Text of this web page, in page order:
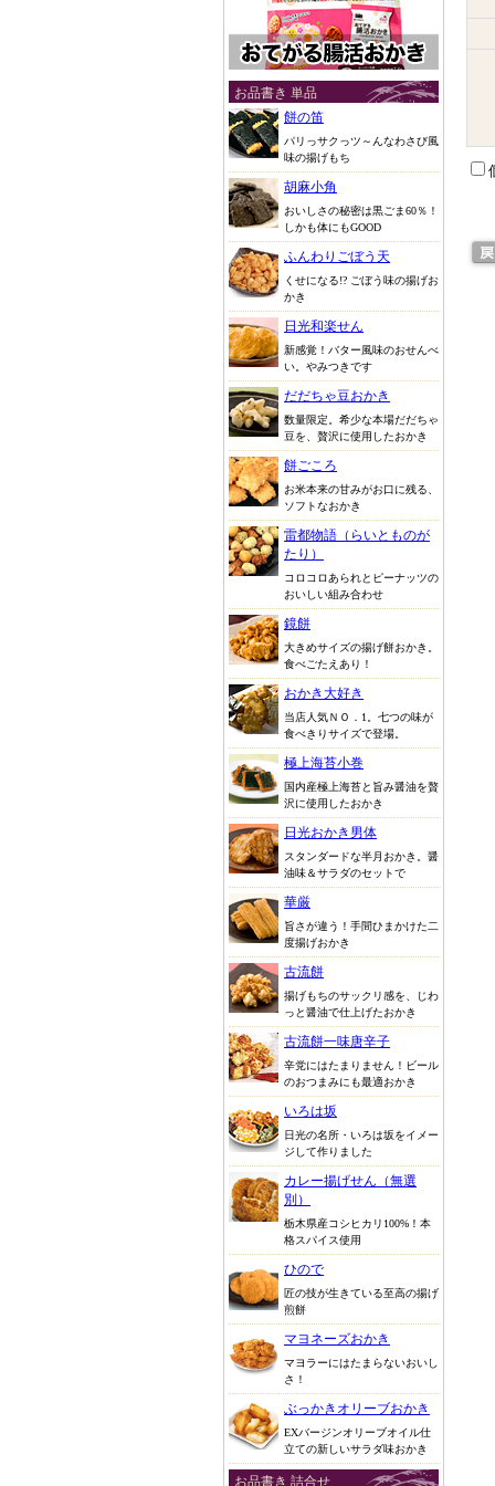
お品書き 単品
餅の笛
パリっサクっツ～んなわさび風
味の揚げもち
胡麻小角
おいしさの秘密は黒ごま60％！
しかも体にもGOOD
ふんわりごぼう天
くせになる!? ごぼう味の揚げお
かき
日光和楽せん
新感覚！バター風味のおせんべ
い。やみつきです
だだちゃ豆おかき
数量限定。希少な本場だだちゃ
豆を、贅沢に使用したおかき
餅ごころ
お米本来の甘みがお口に残る、
ソフトなおかき
雷都物語（らいとものが
たり）
コロコロあられとピーナッツの
おいしい組み合わせ
鏡餅
大きめサイズの揚げ餅おかき。
食べごたえあり！
おかき大好き
当店人気ＮＯ．1。七つの味が
食べきりサイズで登場。
極上海苔小巻
国内産極上海苔と旨み醤油を贅
沢に使用したおかき
日光おかき男体
スタンダードな半月おかき。醤
油味＆サラダのセットで
華厳
旨さが違う！手間ひまかけた二
度揚げおかき
古流餅
揚げもちのサックリ感を、じわ
っと醤油で仕上げたおかき
古流餅一味唐辛子
辛党にはたまりません！ビール
のおつまみにも最適おかき
いろは坂
日光の名所・いろは坂をイメー
ジして作りました
カレー揚げせん（無選
別）
栃木県産コシヒカリ100%！本
格スパイス使用
ひので
匠の技が生きている至高の揚げ
煎餅
マヨネーズおかき
マヨラーにはたまらないおいし
さ！
ぶっかきオリーブおかき
EXバージンオリーブオイル仕
立ての新しいサラダ味おかき
お品書き 詰合せ